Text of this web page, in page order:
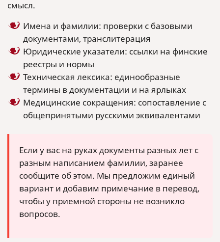
смысл.
Имена и фамилии: проверки с базовыми
документами, транслитерация
Юридические указатели: ссылки на финские
реестры и нормы
Техническая лексика: единообразные
термины в документации и на ярлыках
Медицинские сокращения: сопоставление с
общепринятыми русскими эквивалентами
Если у вас на руках документы разных лет с
разным написанием фамилии, заранее
сообщите об этом. Мы предложим единый
вариант и добавим примечание в перевод,
чтобы у приемной стороны не возникло
вопросов.